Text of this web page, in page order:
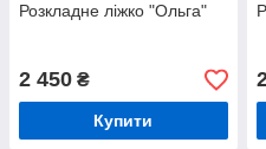
Розкладне ліжко "Ольга"
2 450 ₴
Купити